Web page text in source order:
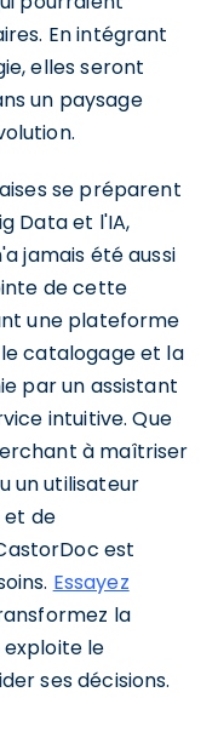
En intégrant
elles seront
un paysage
se préparent
Data et l'IA,
jamais été aussi
de cette
une plateforme
catalogage et la
par un assistant
intuitive. Que
à maîtriser
un utilisateur
et de
est
Essayez
la
le
ses décisions.